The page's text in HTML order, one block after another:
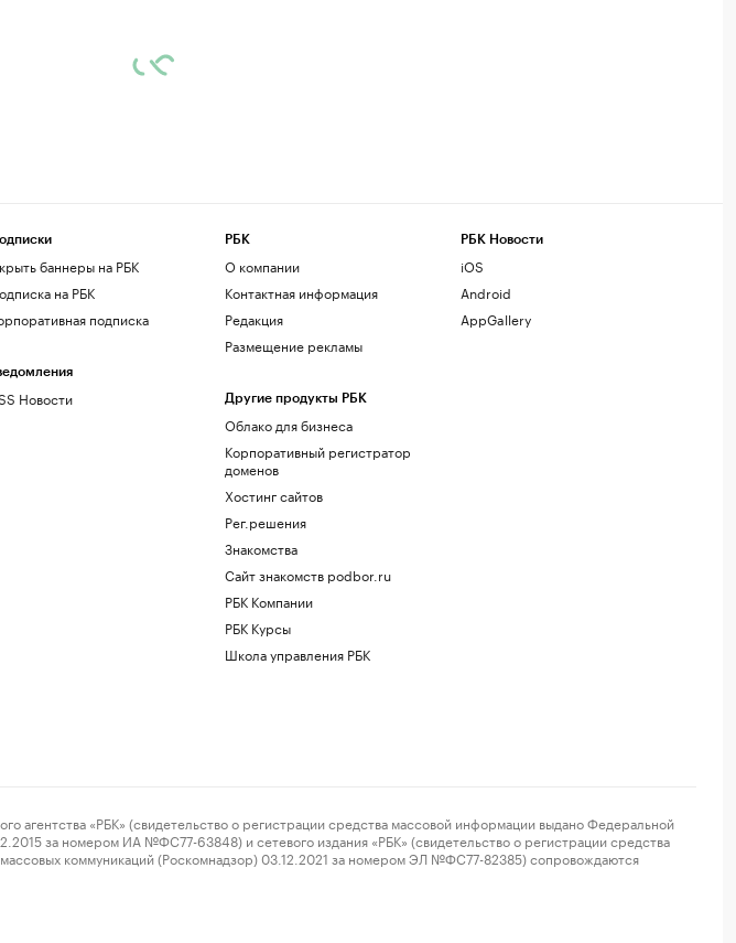
баннеры на РБК
на РБК
подписка
Новости
РБК
О компании
Контактная информация
Редакция
Размещение рекламы
Другие продукты РБК
Облако для бизнеса
Корпоративный регистратор
доменов
Хостинг сайтов
Рег.решения
Знакомства
Сайт знакомств podbor.ru
РБК Компании
РБК Курсы
Школа управления РБК
РБК Новости
iOS
Android
AppGallery
«РБК» (свидетельство о регистрации средства массовой информации выдано Федеральной
за номером ИА №ФС77-63848) и сетевого издания «РБК» (свидетельство о регистрации средства
коммуникаций (Роскомнадзор) 03.12.2021 за номером ЭЛ №ФС77-82385) сопровождаются